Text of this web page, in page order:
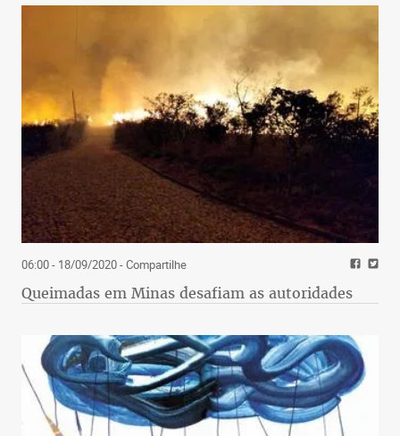
06:00 - 18/09/2020- Compartilhe
Queimadas em Minas desafiam as autoridades